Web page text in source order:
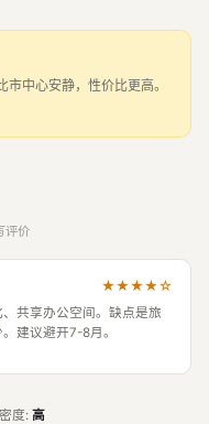
中心安静，性价比更高。
评价
★★★★☆
共享办公空间。缺点是旅
建议避开7-8月。
度: 高